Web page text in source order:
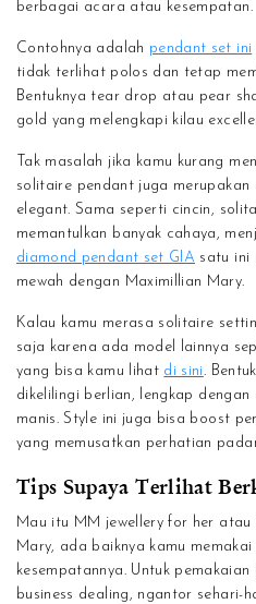
berbagai acara atau kesempatan.
Contohnya adalah pendant set ini
tidak terlihat polos dan tetap
Bentuknya tear drop atau pear
gold yang melengkapi kilau
Tak masalah jika kamu kurang
solitaire pendant juga
elegant. Sama seperti cincin,
memantulkan banyak cahaya,
diamond pendant set GIA satu ini
mewah dengan Maximillian Mary.
Kalau kamu merasa solitaire
saja karena ada model lainnya
yang bisa kamu lihat di sini.
dikelilingi berlian, lengkap dengan
manis. Style ini juga bisa boost
yang memusatkan perhatian
Tips Supaya Terlihat
Mau itu MM jewellery for her
Mary, ada baiknya kamu
kesempatannya. Untuk
business dealing, ngantor sehari-